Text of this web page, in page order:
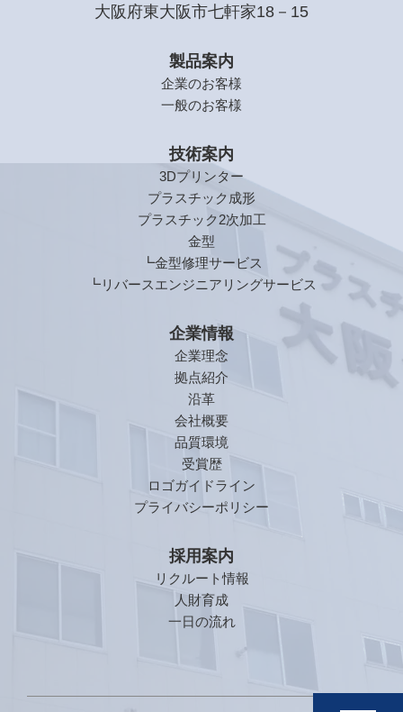
大阪府東大阪市七軒家18－15
製品案内
企業のお客様
一般のお客様
技術案内
3Dプリンター
プラスチック成形
プラスチック2次加工
金型
┗金型修理サービス
┗リバースエンジニアリングサービス
企業情報
企業理念
拠点紹介
沿革
会社概要
品質環境
受賞歴
ロゴガイドライン
プライバシーポリシー
採用案内
リクルート情報
人財育成
一日の流れ